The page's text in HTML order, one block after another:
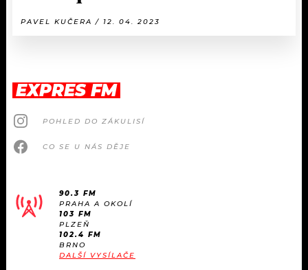
PAVEL KUČERA / 12. 04. 2023
EXPRES FM
POHLED DO ZÁKULISÍ
CO SE U NÁS DĚJE
90.3 FM
PRAHA A OKOLÍ
103 FM
PLZEŇ
102.4 FM
BRNO
DALŠÍ VYSÍLAČE